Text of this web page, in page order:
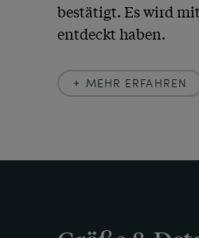
bestätigt. Es wird
Schmuck der
kehrte im Zeitalter
Geometrie zurück.
MEHR ERFAHREN